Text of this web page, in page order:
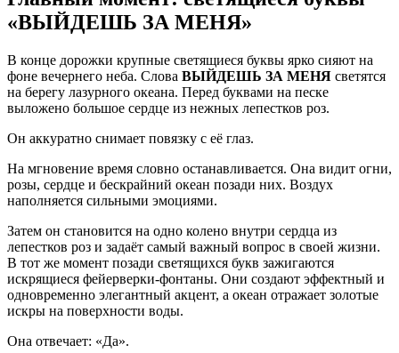
«ВЫЙДЕШЬ ЗА МЕНЯ»
В конце дорожки крупные светящиеся буквы ярко сияют на
фоне вечернего неба. Слова ВЫЙДЕШЬ ЗА МЕНЯ светятся
на берегу лазурного океана. Перед буквами на песке
выложено большое сердце из нежных лепестков роз.
Он аккуратно снимает повязку с её глаз.
На мгновение время словно останавливается. Она видит огни,
розы, сердце и бескрайний океан позади них. Воздух
наполняется сильными эмоциями.
Затем он становится на одно колено внутри сердца из
лепестков роз и задаёт самый важный вопрос в своей жизни.
В тот же момент позади светящихся букв зажигаются
искрящиеся фейерверки-фонтаны. Они создают эффектный и
одновременно элегантный акцент, а океан отражает золотые
искры на поверхности воды.
Она отвечает: «Да».